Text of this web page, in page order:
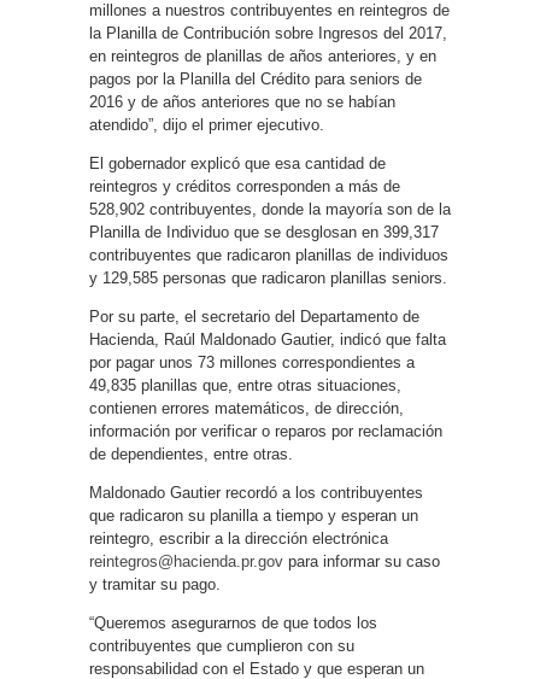
millones a nuestros contribuyentes en reintegros de
la Planilla de Contribución sobre Ingresos del 2017,
en reintegros de planillas de años anteriores, y en
pagos por la Planilla del Crédito para seniors de
2016 y de años anteriores que no se habían
atendido”, dijo el primer ejecutivo.
El gobernador explicó que esa cantidad de
reintegros y créditos corresponden a más de
528,902 contribuyentes, donde la mayoría son de la
Planilla de Individuo que se desglosan en 399,317
contribuyentes que radicaron planillas de individuos
y 129,585 personas que radicaron planillas seniors.
Por su parte, el secretario del Departamento de
Hacienda, Raúl Maldonado Gautier, indicó que falta
por pagar unos 73 millones correspondientes a
49,835 planillas que, entre otras situaciones,
contienen errores matemáticos, de dirección,
información por verificar o reparos por reclamación
de dependientes, entre otras.
Maldonado Gautier recordó a los contribuyentes
que radicaron su planilla a tiempo y esperan un
reintegro, escribir a la dirección electrónica
reintegros@hacienda.pr.gov para informar su caso
y tramitar su pago.
“Queremos asegurarnos de que todos los
contribuyentes que cumplieron con su
responsabilidad con el Estado y que esperan un